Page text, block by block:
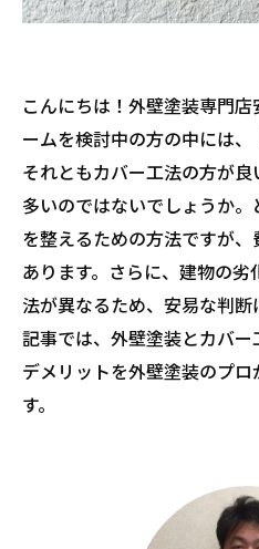
こんにちは！外壁塗装専門
ームを検討中の方の中には、
それともカバー工法の方が
多いのではないでしょうか
を整えるための方法ですが
あります。さらに、建物の
法が異なるため、安易な判
記事では、外壁塗装とカバー
デメリットを外壁塗装のプ
す。